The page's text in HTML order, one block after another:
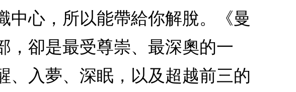
中心，所以能帶給你解脫。《曼
，卻是最受尊崇、最深奧的一
、入夢、深眠，以及超越前三的